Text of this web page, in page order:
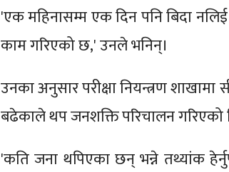
'एक महिनासम्म एक दिन पनि बिदा
काम गरिएको छ,' उनले भनिन्।
उनका अनुसार परीक्षा नियन्त्रण
बढेकाले थप जनशक्ति परिचालन गरिएको
'कति जना थपिएका छन् भन्ने तथ्यांक